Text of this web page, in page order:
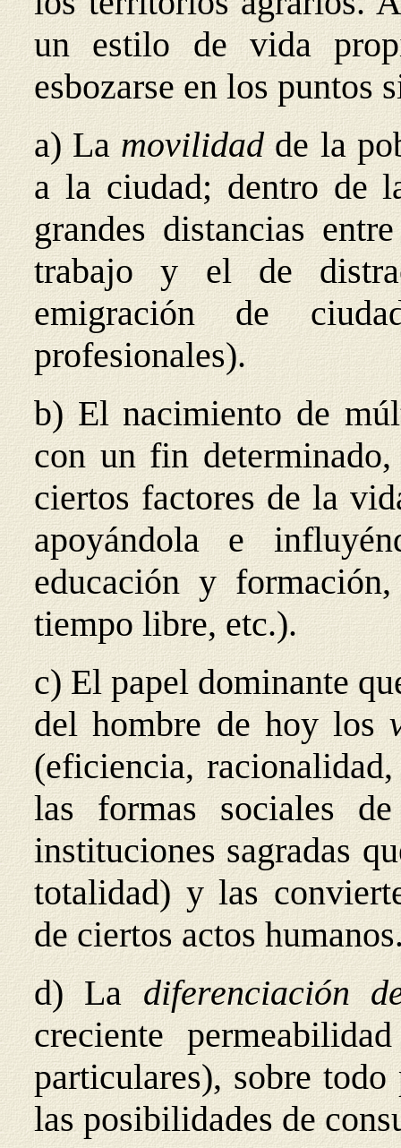
un estilo de vida
esbozarse en los puntos
a) Lamovilidadde la
a la ciudad; dentro de
grandes distancias
trabajo y el de
emigración de
profesionales).
b) El nacimiento de
con un fin
ciertos factores de la
apoyándola e
educación y
tiempo libre, etc.).
c) El papel dominante
del hombre de hoy los
(eficiencia,
las formas sociales
instituciones sagradas
totalidad) y las
de ciertos actos
d) Ladiferenciación
creciente
particulares), sobre
las posibilidades de